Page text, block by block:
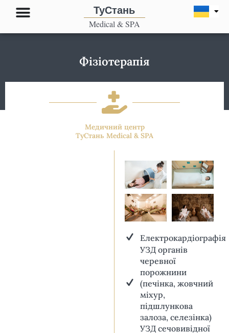
ТуСтань
Medical & SPA
Фізіотерапія
Медичний центр
ТуСтань Medical & SPA
Електрокардіографія
УЗД органів
черевної
порожнини
(печінка, жовчний
міхур,
підшлункова
залоза, селезінка)
УЗД сечовивідної